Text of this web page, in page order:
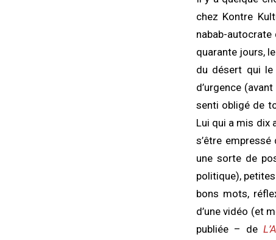
chez Kontre
nabab-autocrate
quarante jours,
du désert qui
d’urgence
senti obligé de
Lui qui a mis dix
s’être
une sorte de
politique),
bons mots,
d’une vidéo (et
publiée – de